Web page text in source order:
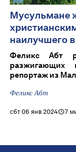
Мусульмане
наилучшего
Феликс Абт
разжигающих
репортаж из
Феликс Абт
сбт 06 янв 2024 7